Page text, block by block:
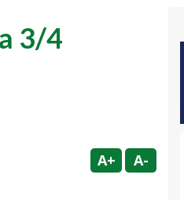
3/4
A+ A-